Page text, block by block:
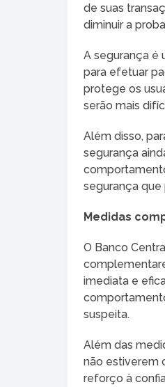
de suas
diminuir a
A segurança é
para efetuar
protege os
serão mais
Além disso,
segurança
segurança
Medidas
O Banco
imediata e
suspeita.
Além das
não estiverem
reforço à